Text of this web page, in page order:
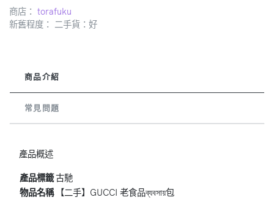
商店： torafuku
新舊程度： 二手貨：好
商品介紹
常見問題
產品概述
產品標籤古馳
物品名稱
【二手】GUCCI 老食品ব্যবসায়包